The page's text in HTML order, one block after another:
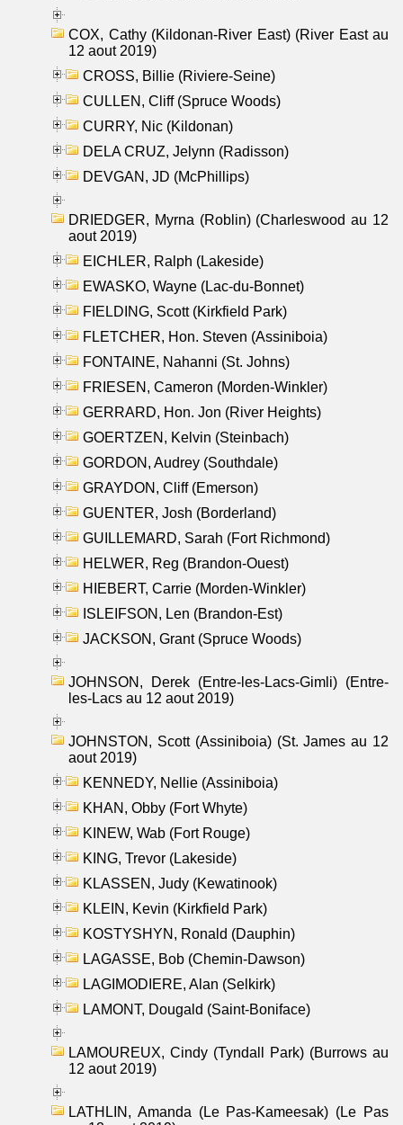
COX, Cathy (Kildonan-River East) (River East au
12 aout 2019)
CROSS, Billie (Riviere-Seine)
CULLEN, Cliff (Spruce Woods)
CURRY, Nic (Kildonan)
DELA CRUZ, Jelynn (Radisson)
DEVGAN, JD (McPhillips)
DRIEDGER, Myrna (Roblin) (Charleswood au 12
aout 2019)
EICHLER, Ralph (Lakeside)
EWASKO, Wayne (Lac-du-Bonnet)
FIELDING, Scott (Kirkfield Park)
FLETCHER, Hon. Steven (Assiniboia)
FONTAINE, Nahanni (St. Johns)
FRIESEN, Cameron (Morden-Winkler)
GERRARD, Hon. Jon (River Heights)
GOERTZEN, Kelvin (Steinbach)
GORDON, Audrey (Southdale)
GRAYDON, Cliff (Emerson)
GUENTER, Josh (Borderland)
GUILLEMARD, Sarah (Fort Richmond)
HELWER, Reg (Brandon-Ouest)
HIEBERT, Carrie (Morden-Winkler)
ISLEIFSON, Len (Brandon-Est)
JACKSON, Grant (Spruce Woods)
JOHNSON, Derek (Entre-les-Lacs-Gimli) (Entre-
les-Lacs au 12 aout 2019)
JOHNSTON, Scott (Assiniboia) (St. James au 12
aout 2019)
KENNEDY, Nellie (Assiniboia)
KHAN, Obby (Fort Whyte)
KINEW, Wab (Fort Rouge)
KING, Trevor (Lakeside)
KLASSEN, Judy (Kewatinook)
KLEIN, Kevin (Kirkfield Park)
KOSTYSHYN, Ronald (Dauphin)
LAGASSE, Bob (Chemin-Dawson)
LAGIMODIERE, Alan (Selkirk)
LAMONT, Dougald (Saint-Boniface)
LAMOUREUX, Cindy (Tyndall Park) (Burrows au
12 aout 2019)
LATHLIN, Amanda (Le Pas-Kameesak) (Le Pas